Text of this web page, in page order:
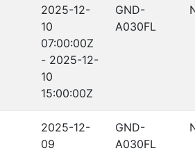
2025-12-
10
07:00:00Z
- 2025-12-
10
15:00:00Z
GND-
A030FL
2025-12-
09
GND-
A030FL